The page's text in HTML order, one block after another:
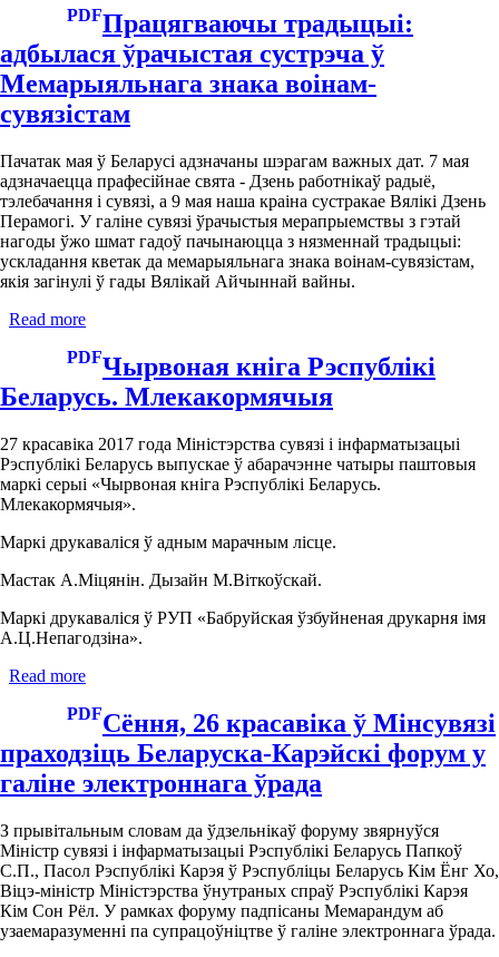
работы
галіны
за
першы
квартал
у
і
фактах
PDFПрацягваючы традыцыі:
адбылася ўрачыстая сустрэча ў
Мемарыяльнага знака воінам-
сувязістам
Пачатак мая ў Беларусі адзначаны шэрагам важных дат. 7 мая
адзначаецца прафесійнае свята - Дзень работнікаў радыё,
тэлебачання і сувязі, а 9 мая наша краіна сустракае Вялікі Дзень
Перамогі. У галіне сувязі ўрачыстыя мерапрыемствы з гэтай
нагоды ўжо шмат гадоў пачынаюцца з нязменнай традыцыі:
ускладання кветак да мемарыяльнага знака воінам-сувязістам,
якія загінулі ў гады Вялікай Айчыннай вайны.
Read more
традыцыі:
адбылася
ўрачыстая
ў
Мемарыяльнага
знака
воінам-
PDFЧырвоная кніга Рэспублікі
Беларусь. Млекакормячыя
27 красавіка 2017 года Міністэрства сувязі і інфарматызацыі
Рэспублікі Беларусь выпускае ў абарачэнне чатыры паштовыя
маркі серыі «Чырвоная кніга Рэспублікі Беларусь.
Млекакормячыя».
Маркі друкаваліся ў адным марачным лісце.
Мастак А.Міцянін. Дызайн М.Віткоўскай.
Маркі друкаваліся ў РУП «Бабруйская ўзбуйненая друкарня імя
А.Ц.Непагодзіна».
Read more
кніга
Рэспублікі
Беларусь.
Млекакормячыя
PDFСёння, 26 красавіка ў Мінсувязі
праходзіць Беларуска-Карэйскі форум у
галіне электроннага ўрада
З прывітальным словам да ўдзельнікаў форуму звярнуўся
Міністр сувязі і інфарматызацыі Рэспублікі Беларусь Папкоў
С.П., Пасол Рэспублікі Карэя ў Рэспубліцы Беларусь Кім Ёнг Хо,
Віцэ-міністр Міністэрства ўнутраных спраў Рэспублікі Карэя
Кім Сон Рёл. У рамках форуму падпісаны Мемарандум аб
узаемаразуменні па супрацоўніцтве ў галіне электроннага ўрада.